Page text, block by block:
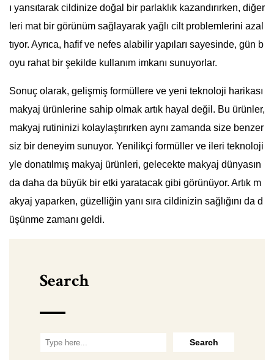
ı yansıtarak cildinize doğal bir parlaklık kazandırırken, diğer
leri mat bir görünüm sağlayarak yağlı cilt problemlerini azal
tıyor. Ayrıca, hafif ve nefes alabilir yapıları sayesinde, gün b
oyu rahat bir şekilde kullanım imkanı sunuyorlar.
Sonuç olarak, gelişmiş formüllere ve yeni teknoloji harikası
makyaj ürünlerine sahip olmak artık hayal değil. Bu ürünler,
makyaj rutininizi kolaylaştırırken aynı zamanda size benzer
siz bir deneyim sunuyor. Yenilikçi formüller ve ileri teknoloji
yle donatılmış makyaj ürünleri, gelecekte makyaj dünyasın
da daha da büyük bir etki yaratacak gibi görünüyor. Artık m
akyaj yaparken, güzelliğin yanı sıra cildinizin sağlığını da d
üşünme zamanı geldi.
Search